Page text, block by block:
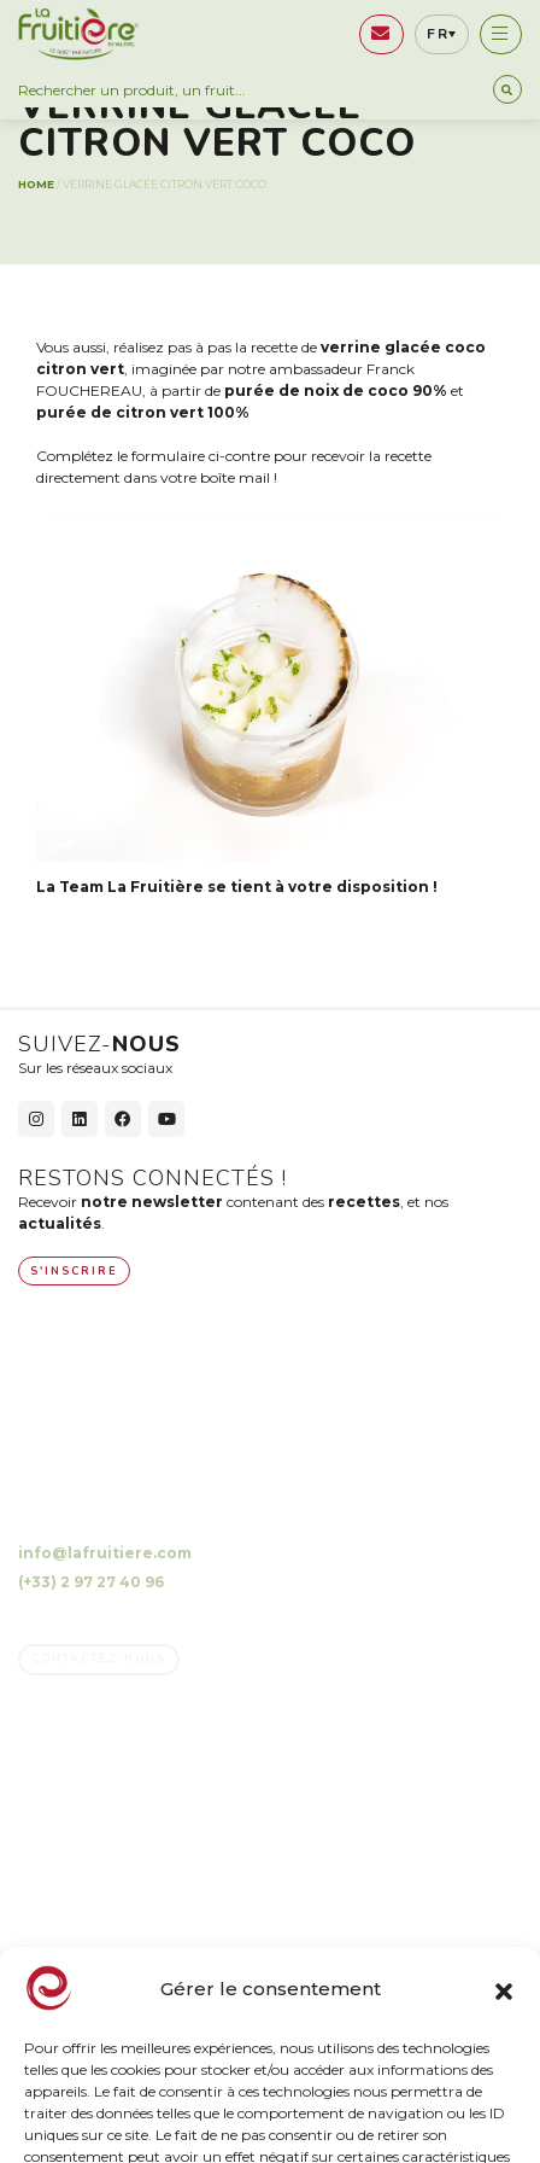
Gérer le consentement
Pour offrir les meilleures expériences, nous utilisons des technologies
telles que les cookies pour stocker et/ou accéder aux informations des
appareils. Le fait de consentir à ces technologies nous permettra de
traiter des données telles que le comportement de navigation ou les ID
uniques sur ce site. Le fait de ne pas consentir ou de retirer son
consentement peut avoir un effet négatif sur certaines caractéristiques
FR
HOME /VERRINE GLACÉE CITRON VERT COCO
VERRINE GLACÉE
CITRON VERT COCO
Vous aussi, réalisez pas à pas la recette de verrine glacée coco
citron vert, imaginée par notre ambassadeur Franck
FOUCHEREAU, à partir de purée de noix de coco 90% et
purée de citron vert 100%
Complétez le formulaire ci-contre pour recevoir la recette
directement dans votre boîte mail !
La Team La Fruitière se tient à votre disposition !
SUIVEZ-NOUS
Sur les réseaux sociaux
RESTONS CONNECTÉS !
Recevoir notre newsletter contenant des recettes, et nos
actualités.
S'INSCRIRE
info@lafruitiere.com
(+33) 2 97 27 40 96
Notre offre
Gamme Surgelée
Gamme Frais
Tous les fruits et saveurs